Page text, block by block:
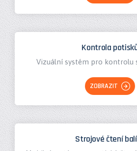
Kontrola
Vizuální systém pro kontrolu
ZOBRAZIT
Strojové čtení